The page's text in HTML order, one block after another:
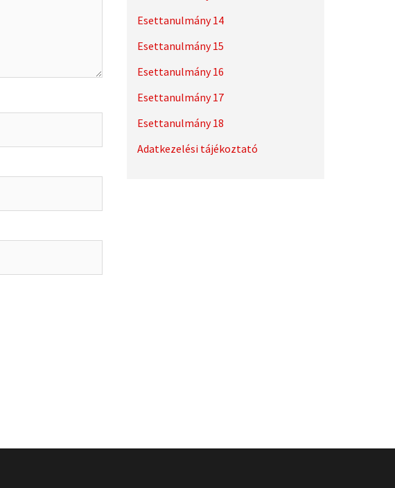
Esettanulmány 14
Esettanulmány 15
Esettanulmány 16
Esettanulmány 17
Esettanulmány 18
Adatkezelési tájékoztató